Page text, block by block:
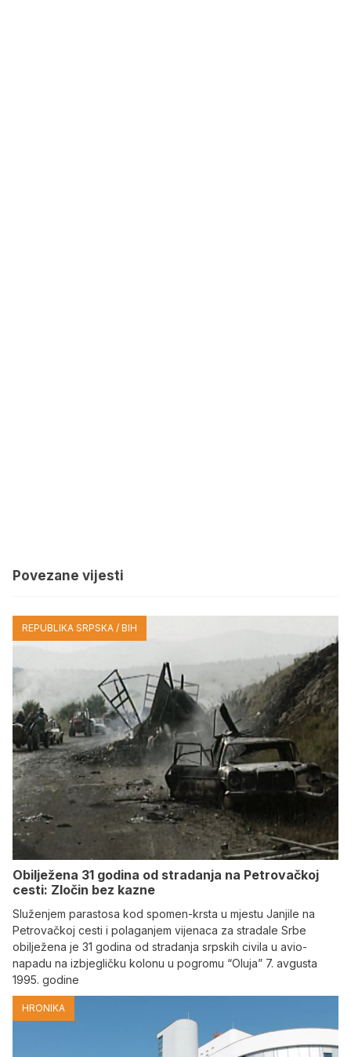
Povezane vijesti
REPUBLIKA SRPSKA / BIH
Obilježena 31 godina od stradanja na Petrovačkoj
cesti: Zločin bez kazne
Služenjem parastosa kod spomen-krsta u mjestu Janjile na
Petrovačkoj cesti i polaganjem vijenaca za stradale Srbe
obilježena je 31 godina od stradanja srpskih civila u avio-
napadu na izbjegličku kolonu u pogromu “Oluja” 7. avgusta
1995. godine
HRONIKA